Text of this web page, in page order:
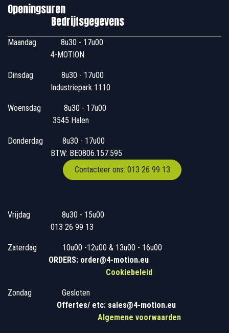
Openingsuren
Bedrijfsgegevens
Maandag
​8u30 - 17u00
4-MOTION
Dinsdag
​8u30 - 17u00
Industriepark 1110
Woensdag
​​​ 8u30 - 17u00
3545 Halen
Donderdag
​​8u30 - 17u00
BTW: BE0806.157.595
Contacteer ons: 013 26 99 13
Vrijdag
​8u30 - 15u00
013 26 99 13
Zaterdag
​10u00 -12u00 & 13u00 - 16u00
ORDERS: order@4-motion.eu
Cookiebeleid
Zondag
​​Gesloten
Offertes/ etc: sales@4-motion.eu
Algemene voorwaarden